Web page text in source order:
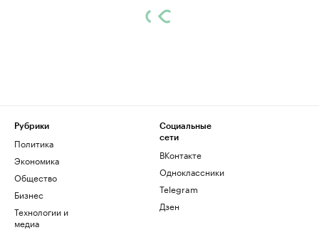
Рубрики
Политика
Экономика
Общество
Бизнес
Технологии и
медиа
Социальные
сети
ВКонтакте
Одноклассники
Telegram
Дзен